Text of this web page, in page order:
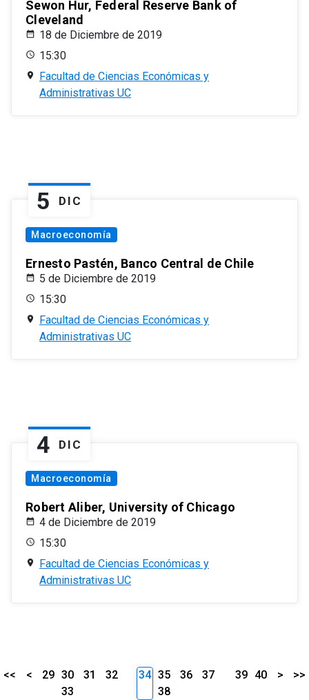
Sewon Hur, Federal Reserve Bank of
Cleveland
18 de Diciembre de 2019
15:30
Facultad de Ciencias Económicas y
Administrativas UC
5 DIC
Macroeconomía
Ernesto Pastén, Banco Central de Chile
5 de Diciembre de 2019
15:30
Facultad de Ciencias Económicas y
Administrativas UC
4 DIC
Macroeconomía
Robert Aliber, University of Chicago
4 de Diciembre de 2019
15:30
Facultad de Ciencias Económicas y
Administrativas UC
<< < 29 30 31
32
33
34 35 36
37
38
39 40 > >>